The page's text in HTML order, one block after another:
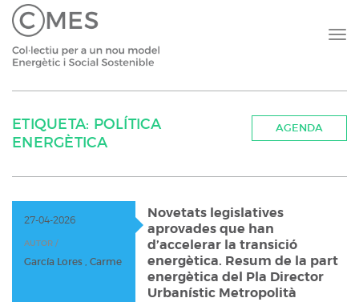
ETIQUETA: POLÍTICA
ENERGÈTICA
AGENDA
27-04-2026
AUTOR /
García Lores , Carme
Novetats legislatives
aprovades que han
d’accelerar la transició
energètica. Resum de la part
energètica del Pla Director
Urbanístic Metropolità